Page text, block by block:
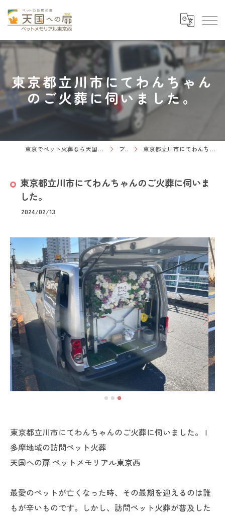
東京都立川市にてわんちゃん
のご火葬に伺いました。
東京でペット火葬なら天国への扉 ペットメモリアル東京西 ブログ 東京都立川市にてわんちゃんのご火葬に伺いました。
東京都立川市にてわんちゃんのご火葬に伺いま
した。
2024/02/13
東京都立川市にてわんちゃんのご火葬に伺いました。 |
多摩地域の訪問ペット火葬
天国への扉 ペットメモリアル東京西
最愛のペットが亡くなった時、その最期を迎えるのは誰
もが辛いものです。しかし、訪問ペット火葬が普及した